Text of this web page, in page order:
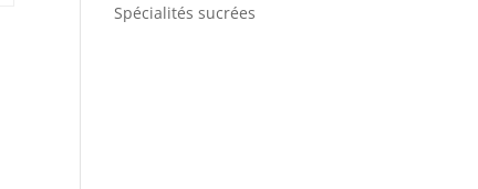
Spécialités sucrées